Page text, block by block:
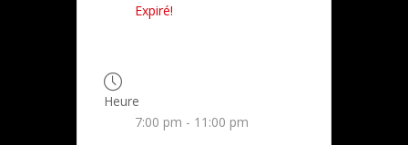
Expiré!
Heure
7:00 pm - 11:00 pm